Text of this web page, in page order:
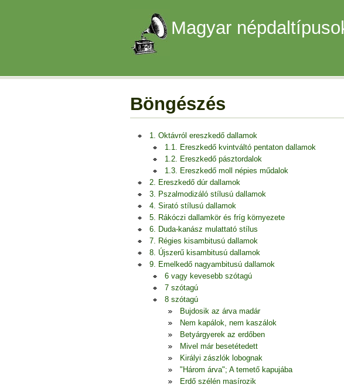
Magyar
Böngészés
1. Oktávról ereszkedő dallamok
1.1. Ereszkedő kvintváltó pentaton dallamok
1.2. Ereszkedő pásztordalok
1.3. Ereszkedő moll népies műdalok
2. Ereszkedő dúr dallamok
3. Pszalmodizáló stílusú dallamok
4. Sirató stílusú dallamok
5. Rákóczi dallamkör és fríg környezete
6. Duda-kanász mulattató stílus
7. Régies kisambitusú dallamok
8. Újszerű kisambitusú dallamok
9. Emelkedő nagyambitusú dallamok
6 vagy kevesebb szótagú
7 szótagú
8 szótagú
Bujdosik az árva madár
Nem kapálok, nem kaszálok
Betyárgyerek az erdőben
Mivel már besetétedett
Királyi zászlók lobognak
"Három árva"; A temető kapujába
Erdő szélén masírozik